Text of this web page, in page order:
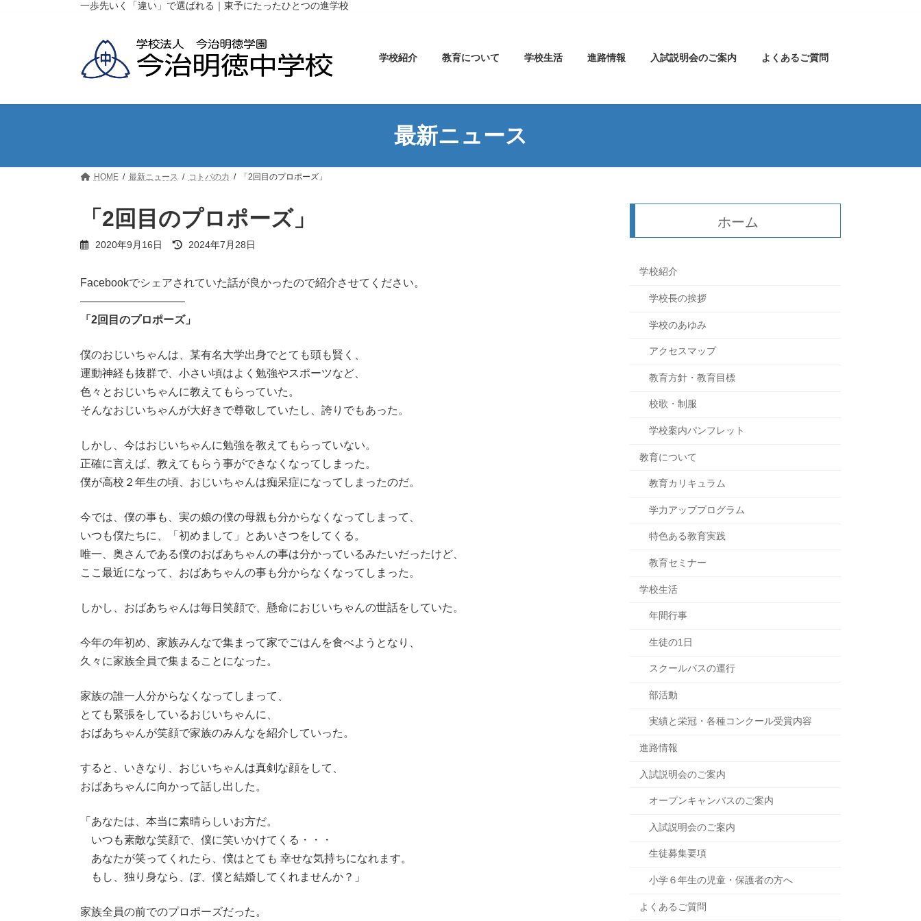
キ
に
一歩先いく「違い」で選ばれる｜東予にたったひとつの進学校
学校紹介 教育について 学校生活 進路情報 入試説明会のご案内 よくあるご質問
最新ニュース
HOME 最新ニュース コトバの力 「2回目のプロポーズ」
「2回目のプロポーズ」
2020年9月16日
最
新
:
2024年7月28日
Facebookでシェアされていた話が良かったので紹介させてください。
—————————–
「2回目のプロポーズ」
僕のおじいちゃんは、某有名大学出身でとても頭も賢く、
運動神経も抜群で、小さい頃はよく勉強やスポーツなど、
色々とおじいちゃんに教えてもらっていた。
そんなおじいちゃんが大好きで尊敬していたし、誇りでもあった。
しかし、今はおじいちゃんに勉強を教えてもらっていない。
正確に言えば、教えてもらう事ができなくなってしまった。
僕が高校２年生の頃、おじいちゃんは痴呆症になってしまったのだ。
今では、僕の事も、実の娘の僕の母親も分からなくなってしまって、
いつも僕たちに、「初めまして」とあいさつをしてくる。
唯一、奥さんである僕のおばあちゃんの事は分かっているみたいだったけど、
ここ最近になって、おばあちゃんの事も分からなくなってしまった。
しかし、おばあちゃんは毎日笑顔で、懸命におじいちゃんの世話をしていた。
今年の年初め、家族みんなで集まって家でごはんを食べようとなり、
久々に家族全員で集まることになった。
家族の誰一人分からなくなってしまって、
とても緊張をしているおじいちゃんに、
おばあちゃんが笑顔で家族のみんなを紹介していった。
すると、いきなり、おじいちゃんは真剣な顔をして、
おばあちゃんに向かって話し出した。
「あなたは、本当に素晴らしいお方だ。
いつも素敵な笑顔で、僕に笑いかけてくる・・・
あなたが笑ってくれたら、僕はとても 幸せな気持ちになれます。
もし、独り身なら、ぼ、僕と結婚してくれませんか？」
家族全員の前でのプロポーズだった。
ホーム
学校紹介
学校長の挨拶
学校のあゆみ
アクセスマップ
教育方針・教育目標
校歌・制服
学校案内パンフレット
教育について
教育カリキュラム
学力アッププログラム
特色ある教育実践
教育セミナー
学校生活
年間行事
生徒の1日
スクールバスの運行
部活動
実績と栄冠・各種コンクール受賞内容
進路情報
入試説明会のご案内
オープンキャンパスのご案内
入試説明会のご案内
生徒募集要項
小学６年生の児童・保護者の方へ
よくあるご質問